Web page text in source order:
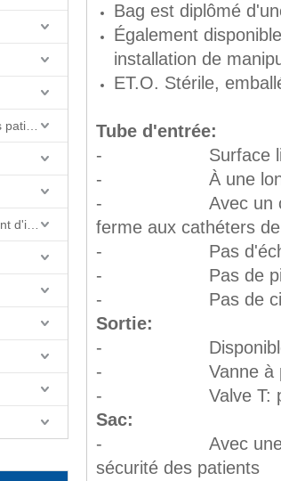
Bag est diplômé
Également
installation de
ET.O. Stérile,
Tube d'entrée:
- Surface lisse
- À une longueur
- Avec un
ferme aux cathéters
- Pas
- Pas de
- Pas de
Sortie:
- Disponible avec
- Vanne à pullle /
- Valve T: pour un
Sac:
- Avec une
sécurité des patients